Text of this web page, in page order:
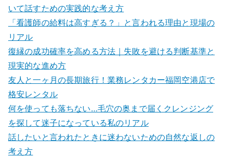
いて話すための実践的な考え方
「看護師の給料は高すぎる？」と言われる理由と現場の
リアル
復縁の成功確率を高める方法｜失敗を避ける判断基準と
現実的な進め方
友人と一ヶ月の長期旅行！業務レンタカー福岡空港店で
格安レンタル
何を使っても落ちない…毛穴の奥まで届くクレンジング
を探して迷子になっている私のリアル
話したいと言われたときに迷わないための自然な返しの
考え方